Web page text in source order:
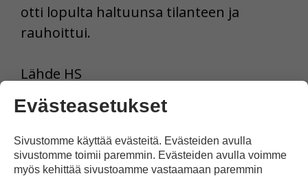
otti lopulta haltuunsa tilanteen ja
rauhoittui.
Lähde HS
Tulosta uutinen
Jaa Facebookissa
Evästeasetukset
Sivustomme käyttää evästeitä. Evästeiden avulla
sivustomme toimii paremmin. Evästeiden avulla voimme
myös kehittää sivustoamme vastaamaan paremmin